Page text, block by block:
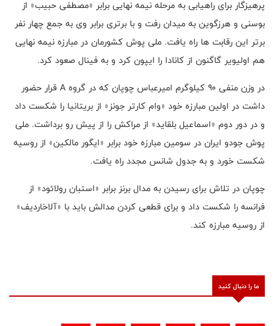
پرهیزگار برای راهیابی به مرحله نیمه نهایی برابر «مصطفی حبیب» از
بوسنی و هرزگوین به میدان رفت و با برتری برابر وی به جمع چهار نفر
برتر این رقابت ها راه یافت. ملی پوش کشورمان در مبارزه نیمه نهایی
هم اولیویر گاگنون از کانادا را ایپون کرد و به فینال صعود کرد.
در وزن منفی ۹۰ کیلوگرم امیرعباس چوپان که در گروه A قرار حضور
داشت در اولین مبارزه خود «وام کارتر جونز» از بریتانیا را شکست داد
و در دور دوم «اسماعیل بلقاید» از مراکش را از پیش رو برداشت. ملی
پوش جودو ایران در سومین مبارزه خود برابر «ایگور مالکین» از روسیه
شکست خورد و به جدول شانس مجدد راه یافت.
چوپان در تلاش برای رسیدن به مدال برنز برابر «استبان رولائود» از
فرانسه را شکست داد و برای قطعی کردن مدالش باید با «آلاخاردیف»
از روسیه مبارزه کند.
ما را دنبال کنید